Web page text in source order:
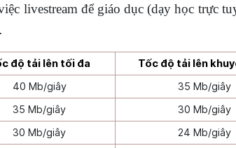
livestream để giáo dục (dạy học trực
độ tải lên tối đa
Tốc độ tải lên
40 Mb/giây
35 Mb/giây
35 Mb/giây
30 Mb/giây
30 Mb/giây
24 Mb/giây